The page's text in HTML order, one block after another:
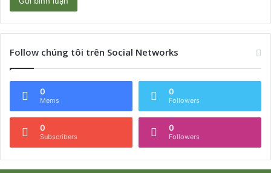
Follow chúng tôi trên Social Networks
0
Mems
0
Followers
0
Subscribers
0
Followers